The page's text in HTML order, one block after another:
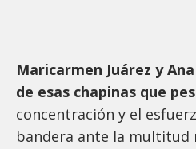
Maricarmen Juárez y
de esas chapinas que
concentración y el
bandera ante la multitud